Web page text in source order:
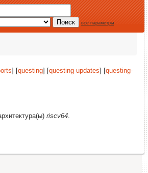
все параметры
] [questing] [questing-updates] [questing-
riscv64.